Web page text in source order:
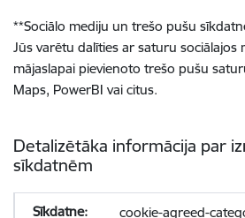
**Sociālo mediju un trešo pušu
Jūs varētu dalīties ar saturu sociālajos
mājaslapai pievienoto trešo pušu
Maps, PowerBI vai citus.
Detalizētāka informācija par
sīkdatnēm
cookie-agreed-